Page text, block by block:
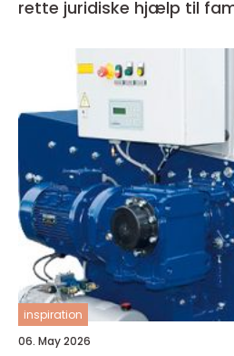
rette juridiske hjælp til
inspiration
06. May 2026